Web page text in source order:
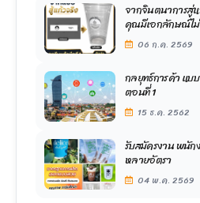
จากจินตนาการสู่
คุณมีเอกลักษณ์ไ
06 ก.ค. 2569
กลยุทธ์การค้า แบบ b2c b2b e x
ตอนที่ 1
15 ธ.ค. 2562
รับสมัครงาน พนั
หลายอัตรา
04 พ.ค. 2569